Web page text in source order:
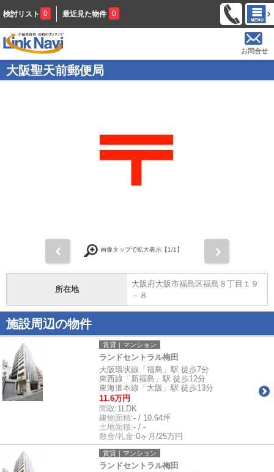
検討リスト 0 最近見た物件 0
お問合せ
大阪聖天前郵便局
画像タップで拡大表示【1/1】
所在地
大阪府大阪市福島区福島８丁目１９
－８
施設周辺の物件
賃貸｜マンション
ランドセントラル梅田
大阪環状線「福島」駅 徒歩7分
東西線「新福島」駅 徒歩12分
東海道本線「大阪」駅 徒歩13分
11.6万円
間取:1LDK
建物面積:- / 10.64坪
土地面積:- / -
敷金/礼金:0ヶ月/25万円
賃貸｜マンション
ランドセントラル梅田